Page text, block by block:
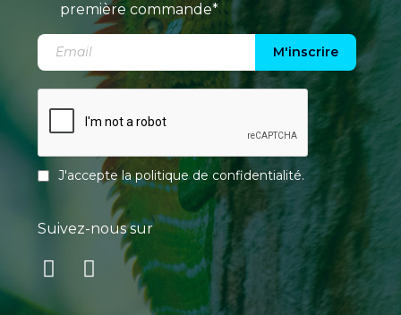
première commande*
M'inscrire
J'accepte lapolitique de confidentialité.
Suivez-nous sur